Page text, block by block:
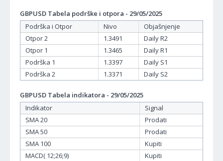
GBPUSD Tabela podrške i otpora - 29/05/2025
Podrška i Otpor
Nivo
Objašnjenje
Otpor 2
1.3491
Daily R2
Otpor 1
1.3465
Daily R1
Podrška 1
1.3397
Daily S1
Podrška 2
1.3371 Daily S2
GBPUSD Tabela indikatora - 29/05/2025
Indikator
Signal
SMA 20
Prodati
SMA 50
Prodati
SMA 100
Kupiti
MACD( 12;26;9)
Kupiti